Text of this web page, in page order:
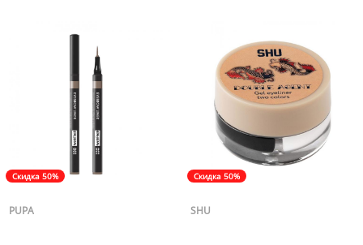
Скидка 50%
PUPA
Скидка 50%
SHU